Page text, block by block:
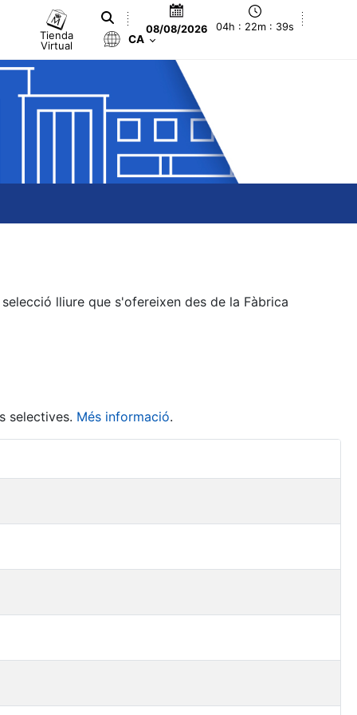
Tienda
Virtual
08/08/2026 04h : 22m : 40s
CA
lliure que s'ofereixen des de la Fàbrica
selectives. Més informació.
Accions